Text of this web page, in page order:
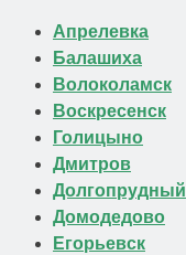
Апрелевка
Балашиха
Волоколамск
Воскресенск
Голицыно
Дмитров
Долгопрудный
Домодедово
Егорьевск